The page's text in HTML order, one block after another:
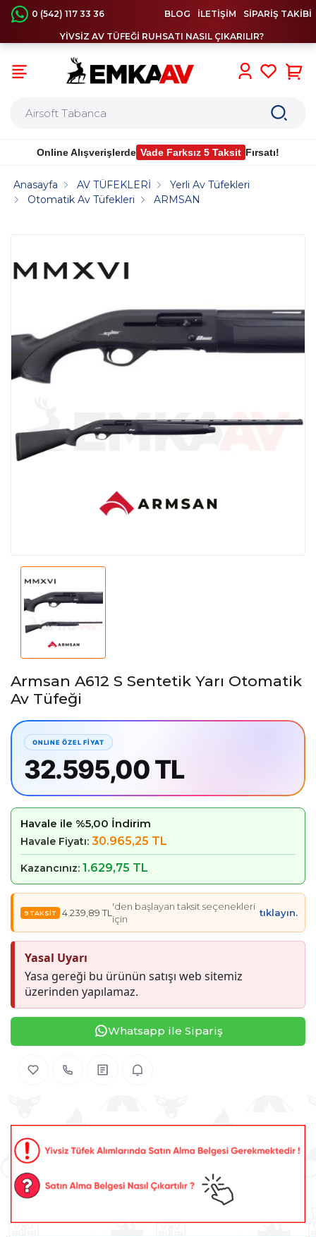
0 (542) 117 33 36 BLOG İLETİŞİM SİPARİŞ TAKİBİ
YİVSİZ AV TÜFEĞİ RUHSATI NASIL ÇIKARILIR?
Online Alışverişlerde Vade Farksız 5 Taksit Fırsatı!
Anasayfa AV TÜFEKLERİ
Yerli Av Tüfekleri
Otomatik Av Tüfekleri
ARMSAN
Armsan A612 S Sentetik Yarı Otomatik
Av Tüfeği
32.595,00 TL
Havale ile %5,00 İndirim
Havale Fiyatı: 30.965,25 TL
Kazancınız: 1.629,75 TL
4.239,89 TL
'den başlayan taksit seçenekleri
için
tıklayın.
Yasal Uyarı
Yasa gereği bu ürünün satışı web sitemiz
üzerinden yapılamaz.
Whatsapp ile Sipariş